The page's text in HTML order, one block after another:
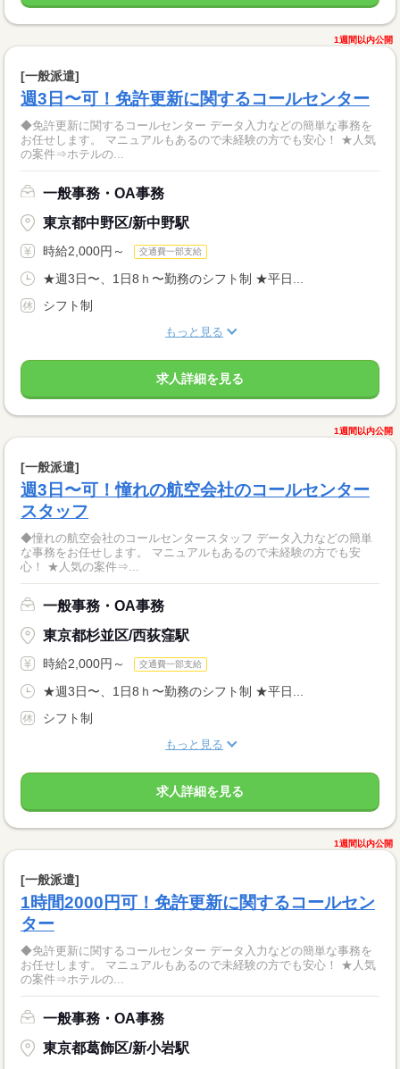
1週間以内公開
[一般派遣]
週3日〜可！免許更新に関するコールセンター
◆免許更新に関するコールセンター データ入力などの簡単な事務を
お任せします。 マニュアルもあるので未経験の方でも安心！ ★人気
の案件⇒ホテルの...
一般事務・OA事務
東京都中野区/新中野駅
時給2,000円～ 交通費一部支給
★週3日〜、1日8ｈ〜勤務のシフト制 ★平日...
シフト制
もっと見る
求人詳細を見る
1週間以内公開
[一般派遣]
週3日〜可！憧れの航空会社のコールセンター
スタッフ
◆憧れの航空会社のコールセンタースタッフ データ入力などの簡単
な事務をお任せします。 マニュアルもあるので未経験の方でも安
心！ ★人気の案件⇒...
一般事務・OA事務
東京都杉並区/西荻窪駅
時給2,000円～ 交通費一部支給
★週3日〜、1日8ｈ〜勤務のシフト制 ★平日...
シフト制
もっと見る
求人詳細を見る
1週間以内公開
[一般派遣]
1時間2000円可！免許更新に関するコールセン
ター
◆免許更新に関するコールセンター データ入力などの簡単な事務を
お任せします。 マニュアルもあるので未経験の方でも安心！ ★人気
の案件⇒ホテルの...
一般事務・OA事務
東京都葛飾区/新小岩駅